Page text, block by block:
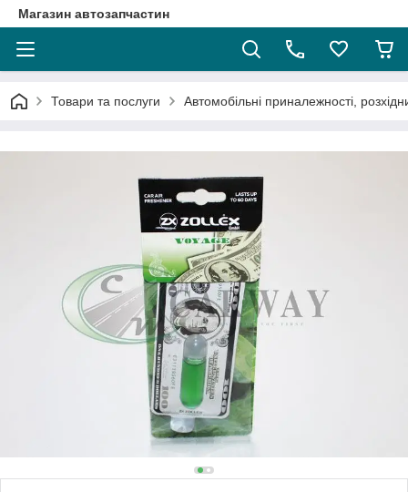
Магазин автозапчастин
Товари та послуги Автомобільні приналежності,